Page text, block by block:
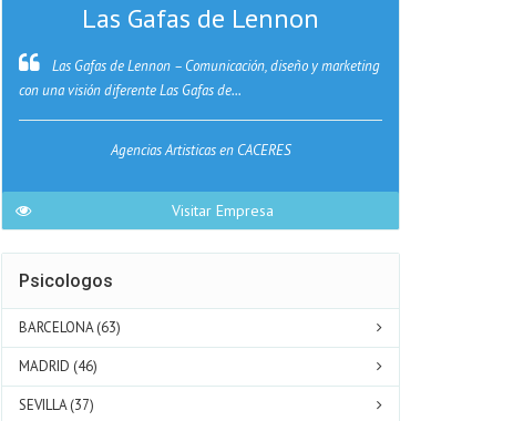
Las Gafas de Lennon
Las Gafas de Lennon – Comunicación, diseño y marketing
con una visión diferente Las Gafas de...
Agencias Artisticas en CACERES
Visitar Empresa
Psicologos
BARCELONA (63)
MADRID (46)
SEVILLA (37)